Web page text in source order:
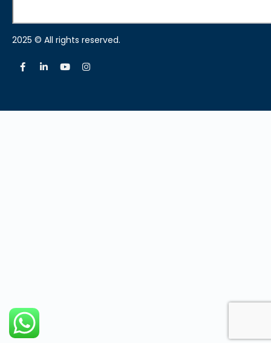
2025 © All rights reserved.